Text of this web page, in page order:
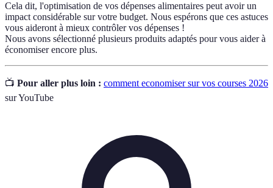
Cela dit, l'optimisation de vos dépenses alimentaires peut avoir un
impact considérable sur votre budget. Nous espérons que ces astuces
vous aideront à mieux contrôler vos dépenses !
Nous avons sélectionné plusieurs produits adaptés pour vous aider à
économiser encore plus.
📺 Pour aller plus loin : comment economiser sur vos courses 2026
sur YouTube